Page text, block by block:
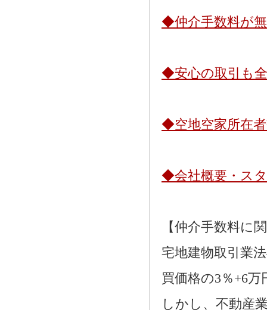
◆仲介手数料が
◆安心の取引も
◆空地空家所在
◆会社概要・ス
【仲介手数料に
宅地建物取引業
買価格の3％+6
しかし、不動産